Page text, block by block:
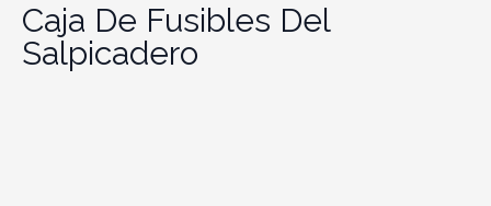
Caja De Fusibles Del
Salpicadero